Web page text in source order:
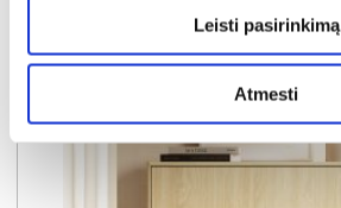
Leisti pasirinkimą
Atmesti